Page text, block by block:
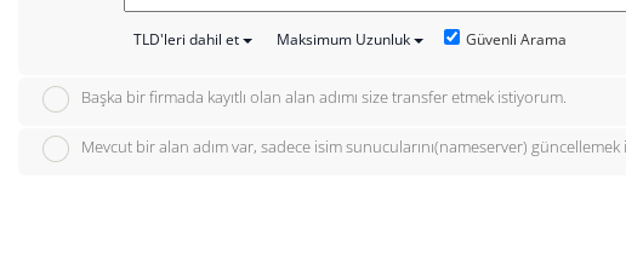
TLD'leri dahil et Maksimum Uzunluk Güvenli Arama
Başka bir firmada kayıtlı olan alan adımı size transfer etmek istiyorum.
Mevcut bir alan adım var, sadece isim sunucularını(nameserver)